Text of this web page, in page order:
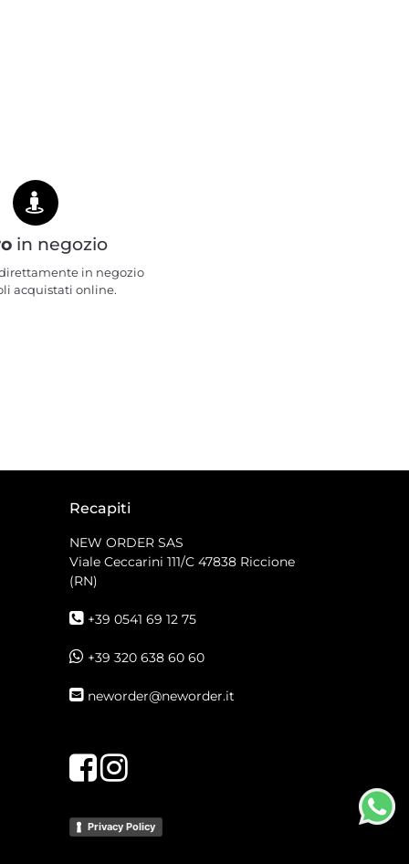
in negozio
in negozio
acquistati online.
Recapiti
NEW ORDER SAS
Viale Ceccarini 111/C 47838 Riccione
(RN)
+39 0541 69 12 75
+39 320 638 60 60
neworder@neworder.it
FacebookInstagram
Privacy Policy